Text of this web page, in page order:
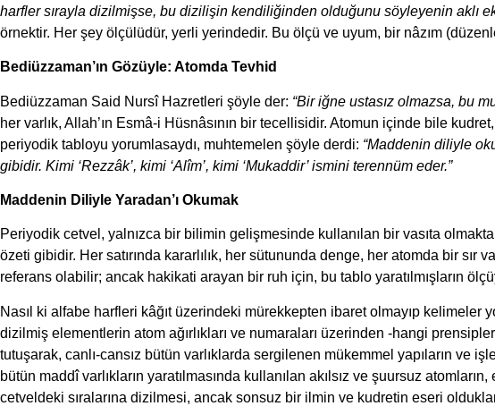
harfler sırayla dizilmişse, bu dizilişin kendiliğinden olduğunu söyleyenin aklı
örnektir. Her şey ölçülüdür, yerli yerindedir. Bu ölçü ve uyum, bir nâzım
Bediüzzaman’ın Gözüyle: Atomda Tevhid
Bediüzzaman Said Nursî Hazretleri şöyle der: “Bir iğne ustasız olmazsa, bu
her varlık, Allah’ın Esmâ-i Hüsnâsının bir tecellisidir. Atomun içinde bile
periyodik tabloyu yorumlasaydı, muhtemelen şöyle derdi: “Maddenin diliyle
gibidir. Kimi ‘Rezzâk’, kimi ‘Alîm’, kimi ‘Mukaddir’ ismini terennüm eder.”
Maddenin Diliyle Yaradan’ı Okumak
Periyodik cetvel, yalnızca bir bilimin gelişmesinde kullanılan bir vasıta
özeti gibidir. Her satırında kararlılık, her sütununda denge, her atomda bir sır
referans olabilir; ancak hakikati arayan bir ruh için, bu tablo yaratılmışların
Nasıl ki alfabe harfleri kâğıt üzerindeki mürekkepten ibaret olmayıp kelimeler
dizilmiş elementlerin atom ağırlıkları ve numaraları üzerinden -hangi
tutuşarak, canlı-cansız bütün varlıklarda sergilenen mükemmel yapıların ve
bütün maddî varlıkların yaratılmasında kullanılan akılsız ve şuursuz
cetveldeki sıralarına dizilmesi, ancak sonsuz bir ilmin ve kudretin eseri